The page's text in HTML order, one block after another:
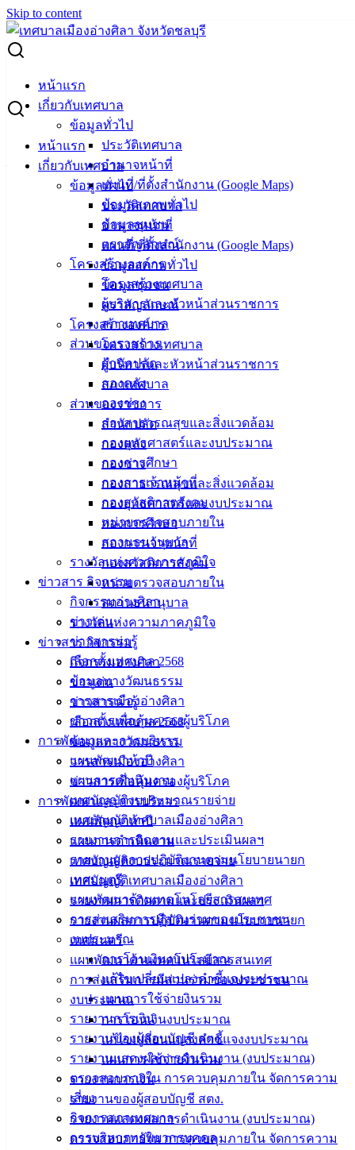
Skip to content
หน้าแรก
เกี่ยวกับเทศบาล
ข้อมูลทั่วไป
ประวัติเทศบาล
อำนาจหน้าที่
แผนที่/ที่ตั้งสำนักงาน (Google Maps)
ข้อมูลสภาพทั่วไป
ข้อมูลชุมชน
ตราสัญลักษณ์
โครงสร้างองค์กร
โครงสร้างเทศบาล
ผู้บริหารและหัวหน้าส่วนราชการ
สภาเทศบาล
ส่วนของราชการ
สำนักปลัด
กองคลัง
กองช่าง
กองสาธารณสุขและสิ่งแวดล้อม
กองยุทธศาสตร์และงบประมาณ
กองการศึกษา
กองการเจ้าหน้าที่
กองสวัสดิการสังคม
หน่วยตรวจสอบภายใน
สถานธนานุบาล
รางวัลแห่งความภาคภูมิใจ
ข่าวสาร กิจกรรม
กิจกรรมอ่างศิลา
ข่าวเด่น
ข่าวสารน่ารู้
เลือกตั้งเทศบาล 2568
ข้อมูลทางวัฒนธรรม
วารสารเมืองอ่างศิลา
ข่าวสารเพื่อคุ้มครองผู้บริโภค
การพัฒนาและการบริหาร
แผนพัฒนาห้าปี
แผนการดำเนินงาน
เทศบัญญัติงบประมาณรายจ่าย
เทศบัญญัติเทศบาลเมืองอ่างศิลา
รายงานการติดตามและประเมินผลฯ
รายงานผลการปฏิบัติงานตามนโยบายนายก
เทศมนตรี
แผนพัฒนาด้านเทคโนโลยีสารสนเทศ
การส่งเสริมการมีส่วนร่วมของประชาชน
งบประมาณ
การโอนเงินงบประมาณ
แก้ไขเปลี่ยนแปลงคำชี้แจงงบประมาณ
แผนการใช้จ่ายงินรวม
รายงานการเงิน
รายงานของผู้สอบบัญชี สตง.
รายงานแสดงผลการดำเนินงาน (งบประมาณ)
ตรวจสอบภายใน การควบคุมภายใน จัดการความ
เสี่ยง
กิจการสภาเทศบาล
การบริหารทรัพยากรบุคคล
หน้าแรก
เกี่ยวกับเทศบาล
ข้อมูลทั่วไป
ประวัติเทศบาล
อำนาจหน้าที่
แผนที่/ที่ตั้งสำนักงาน (Google Maps)
ข้อมูลสภาพทั่วไป
ข้อมูลชุมชน
ตราสัญลักษณ์
โครงสร้างองค์กร
โครงสร้างเทศบาล
ผู้บริหารและหัวหน้าส่วนราชการ
สภาเทศบาล
ส่วนของราชการ
สำนักปลัด
กองคลัง
กองช่าง
กองสาธารณสุขและสิ่งแวดล้อม
กองยุทธศาสตร์และงบประมาณ
กองการศึกษา
กองการเจ้าหน้าที่
กองสวัสดิการสังคม
หน่วยตรวจสอบภายใน
สถานธนานุบาล
รางวัลแห่งความภาคภูมิใจ
ข่าวสาร กิจกรรม
กิจกรรมอ่างศิลา
ข่าวเด่น
ข่าวสารน่ารู้
เลือกตั้งเทศบาล 2568
ข้อมูลทางวัฒนธรรม
วารสารเมืองอ่างศิลา
ข่าวสารเพื่อคุ้มครองผู้บริโภค
การพัฒนาและการบริหาร
แผนพัฒนาห้าปี
แผนการดำเนินงาน
เทศบัญญัติงบประมาณรายจ่าย
เทศบัญญัติเทศบาลเมืองอ่างศิลา
รายงานการติดตามและประเมินผลฯ
รายงานผลการปฏิบัติงานตามนโยบายนายก
เทศมนตรี
แผนพัฒนาด้านเทคโนโลยีสารสนเทศ
การส่งเสริมการมีส่วนร่วมของประชาชน
งบประมาณ
การโอนเงินงบประมาณ
แก้ไขเปลี่ยนแปลงคำชี้แจงงบประมาณ
แผนการใช้จ่ายงินรวม
รายงานการเงิน
รายงานของผู้สอบบัญชี สตง.
รายงานแสดงผลการดำเนินงาน (งบประมาณ)
ตรวจสอบภายใน การควบคุมภายใน จัดการความ
Search for:
เปลี่ยนแปลงแผนการจัดซื้อจัดจ้าง ประจำปีงบประมาณ พ.ศ.
2567 (3 โครงการ)
เปลี่ยนแปลงแผนการจัดซื้อจัดจ้าง ประจำ
ปีงบประมาณ พ.ศ. 2567 (3 โครงการ)
มกราคม 17, 2025มกราคม 17, 2025
เปลี่ยนแปลง (แผนฯ)
เปลี่ยนแปลงจัดซื้อจัดจ้างดาวน์โหลด
เทศบาล
เมืองอ่าง
สำนักงาน
เทศบาลเมือง
อ่างศิลา 90/338
ม.3 ต.เสม็ด
อ.เมือง จ.ชลบุรี
038-
142-100-104
บริการ
ประชาชน